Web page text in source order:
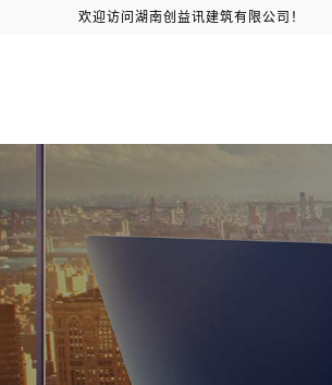
欢迎访问湖南创益讯建筑有限公司！